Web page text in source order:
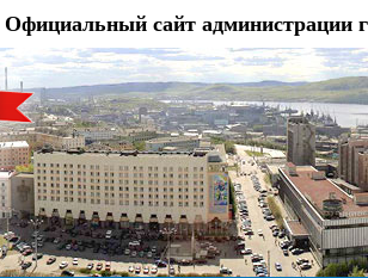
Официальный сайт администрации